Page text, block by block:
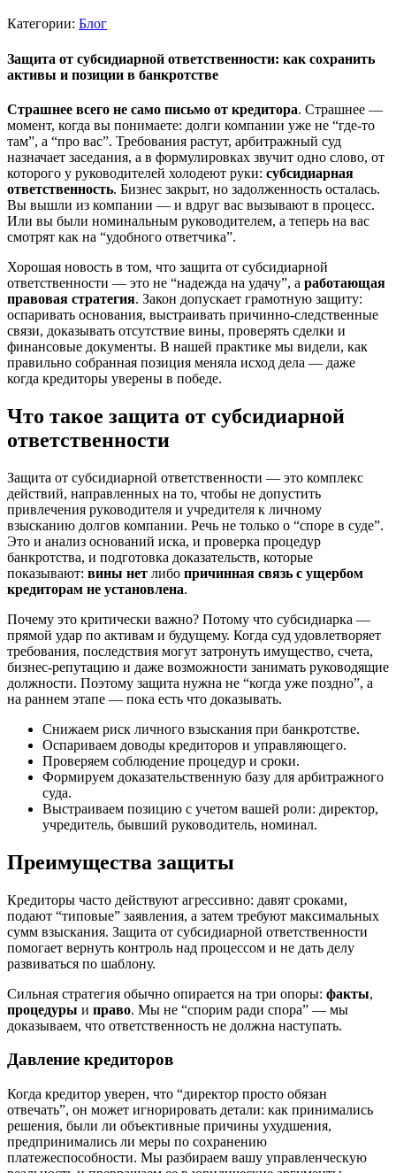
Категории: Блог
Защита от субсидиарной ответственности: как сохранить
активы и позиции в банкротстве
Страшнее всего не само письмо от кредитора. Страшнее —
момент, когда вы понимаете: долги компании уже не “где-то
там”, а “про вас”. Требования растут, арбитражный суд
назначает заседания, а в формулировках звучит одно слово, от
которого у руководителей холодеют руки: субсидиарная
ответственность. Бизнес закрыт, но задолженность осталась.
Вы вышли из компании — и вдруг вас вызывают в процесс.
Или вы были номинальным руководителем, а теперь на вас
смотрят как на “удобного ответчика”.
Хорошая новость в том, что защита от субсидиарной
ответственности — это не “надежда на удачу”, а работающая
правовая стратегия. Закон допускает грамотную защиту:
оспаривать основания, выстраивать причинно-следственные
связи, доказывать отсутствие вины, проверять сделки и
финансовые документы. В нашей практике мы видели, как
правильно собранная позиция меняла исход дела — даже
когда кредиторы уверены в победе.
Что такое защита от субсидиарной
ответственности
Защита от субсидиарной ответственности — это комплекс
действий, направленных на то, чтобы не допустить
привлечения руководителя и учредителя к личному
взысканию долгов компании. Речь не только о “споре в суде”.
Это и анализ оснований иска, и проверка процедур
банкротства, и подготовка доказательств, которые
показывают: вины нет либо причинная связь с ущербом
кредиторам не установлена.
Почему это критически важно? Потому что субсидиарка —
прямой удар по активам и будущему. Когда суд удовлетворяет
требования, последствия могут затронуть имущество, счета,
бизнес-репутацию и даже возможности занимать руководящие
должности. Поэтому защита нужна не “когда уже поздно”, а
на раннем этапе — пока есть что доказывать.
Снижаем риск личного взыскания при банкротстве.
Оспариваем доводы кредиторов и управляющего.
Проверяем соблюдение процедур и сроки.
Формируем доказательственную базу для арбитражного
суда.
Выстраиваем позицию с учетом вашей роли: директор,
учредитель, бывший руководитель, номинал.
Преимущества защиты
Кредиторы часто действуют агрессивно: давят сроками,
подают “типовые” заявления, а затем требуют максимальных
сумм взыскания. Защита от субсидиарной ответственности
помогает вернуть контроль над процессом и не дать делу
развиваться по шаблону.
Сильная стратегия обычно опирается на три опоры: факты,
процедуры и право. Мы не “спорим ради спора” — мы
доказываем, что ответственность не должна наступать.
Давление кредиторов
Когда кредитор уверен, что “директор просто обязан
отвечать”, он может игнорировать детали: как принимались
решения, были ли объективные причины ухудшения,
предпринимались ли меры по сохранению
платежеспособности. Мы разбираем вашу управленческую